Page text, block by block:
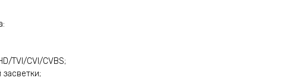
TVI/CVI/CVBS;